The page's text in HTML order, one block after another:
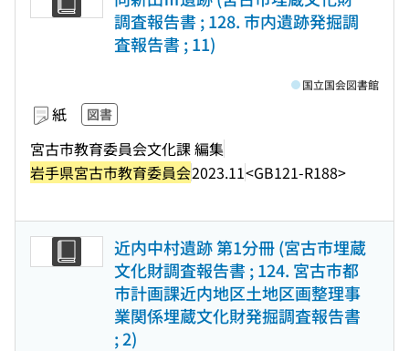
調査報告書 ; 128. 市内遺跡発掘調
査報告書 ; 11)
紙 図書
宮古市教育委員会文化課 編集
岩手県宮古市教育委員会2023.11<GB121-R188>
国立国会図書館
近内中村遺跡 第1分冊 (宮古市埋蔵
文化財調査報告書 ; 124. 宮古市都
市計画課近内地区土地区画整理事
業関係埋蔵文化財発掘調査報告書
; 2)